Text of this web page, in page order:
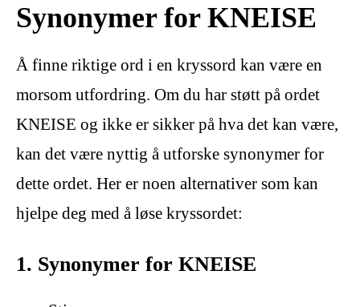
Synonymer for KNEISE
Å finne riktige ord i en kryssord kan være en
morsom utfordring. Om du har støtt på ordet
KNEISE og ikke er sikker på hva det kan være,
kan det være nyttig å utforske synonymer for
dette ordet. Her er noen alternativer som kan
hjelpe deg med å løse kryssordet:
1. Synonymer for KNEISE